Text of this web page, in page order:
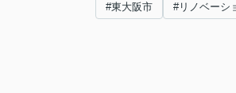
#東大阪市 #リノベーシ